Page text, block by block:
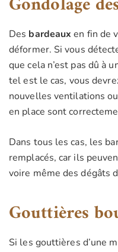
Des bardeaux en fin de
déformer. Si vous
que cela n’est pas dû à
tel est le cas, vous
nouvelles ventilations
en place sont
Dans tous les cas, les
remplacés, car ils
voire même des dégâts
Gouttières
Si les gouttières d’une